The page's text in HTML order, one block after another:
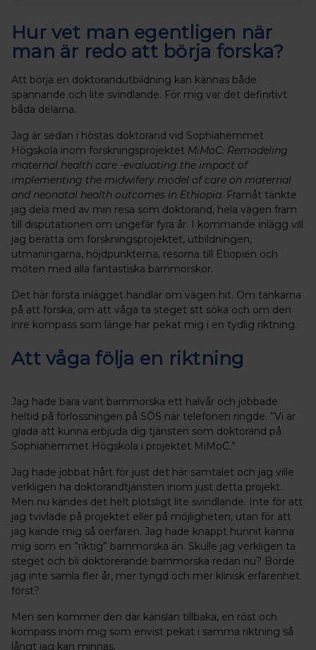
Hur vet man egentligen när
man är redo att börja forska?
Att börja en doktorandutbildning kan kännas både
spännande och lite svindlande. För mig var det definitivt
båda delarna.
Jag är sedan i höstas doktorand vid Sophiahemmet
Högskola inom forskningsprojektet MiMoC: Remodeling
maternal health care -evaluating the impact of
implementing the midwifery model of care on maternal
and neonatal health outcomes in Ethiopia. Framåt tänkte
jag dela med av min resa som doktorand, hela vägen fram
till disputationen om ungefär fyra år. I kommande inlägg vill
jag berätta om forskningsprojektet, utbildningen,
utmaningarna, höjdpunkterna, resorna till Etiopien och
möten med alla fantastiska barnmorskor.
Det här första inlägget handlar om vägen hit. Om tankarna
på att forska, om att våga ta steget stt söka och om den
inre kompass som länge har pekat mig i en tydlig riktning.
Att våga följa en riktning
Jag hade bara varit barnmorska ett halvår och jobbade
heltid på förlossningen på SÖS när telefonen ringde. ”Vi är
glada att kunna erbjuda dig tjänsten som doktorand på
Sophiahemmet Högskola i projektet MiMoC.”
Jag hade jobbat hårt för just det här samtalet och jag ville
verkligen ha doktorandtjänsten inom just detta projekt.
Men nu kändes det helt plötsligt lite svindlande. Inte för att
jag tvivlade på projektet eller på möjligheten, utan för att
jag kände mig så oerfaren. Jag hade knappt hunnit känna
mig som en ”riktig” barnmorska än. Skulle jag verkligen ta
steget och bli doktorerande barnmorska redan nu? Borde
jag inte samla fler år, mer tyngd och mer klinisk erfarenhet
först?
Men sen kommer den där känslan tillbaka, en röst och
kompass inom mig som envist pekat i samma riktning så
långt jag kan minnas.